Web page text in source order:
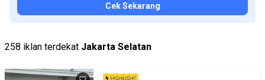
Cek Sekarang
258 iklan terdekat Jakarta Selatan